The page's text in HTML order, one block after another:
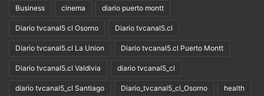
Business cinema diario puerto montt
Diario tvcanal5 cl Osorno Diario tvcanal5.cl
Diario tvcanal5.cl La Union Diario tvcanal5.cl Puerto Montt
Diario tvcanal5.cl Valdivia diario tvcanal5_cl
diario tvcanal5_cl Santiago Diario_tvcanal5_cl_Osorno health